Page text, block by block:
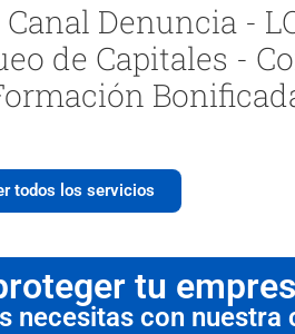
Denuncia -
de Capitales -
todos los servicios
tu
necesitas con